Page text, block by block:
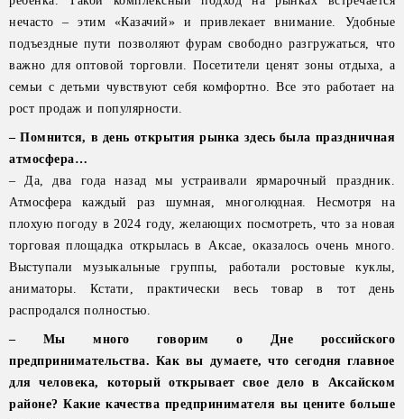
нечасто – этим «Казачий» и привлекает внимание. Удобные
подъездные пути позволяют фурам свободно разгружаться, что
важно для оптовой торговли. Посетители ценят зоны отдыха, а
семьи с детьми чувствуют себя комфортно. Все это работает на
рост продаж и популярности.
– Помнится, в день открытия рынка здесь была праздничная
атмосфера…
– Да, два года назад мы устраивали ярмарочный праздник.
Атмосфера каждый раз шумная, многолюдная. Несмотря на
плохую погоду в 2024 году, желающих посмотреть, что за новая
торговая площадка открылась в Аксае, оказалось очень много.
Выступали музыкальные группы, работали ростовые куклы,
аниматоры. Кстати, практически весь товар в тот день
распродался полностью.
– Мы много говорим о Дне российского
предпринимательства. Как вы думаете, что сегодня главное
для человека, который открывает свое дело в Аксайском
районе? Какие качества предпринимателя вы цените больше